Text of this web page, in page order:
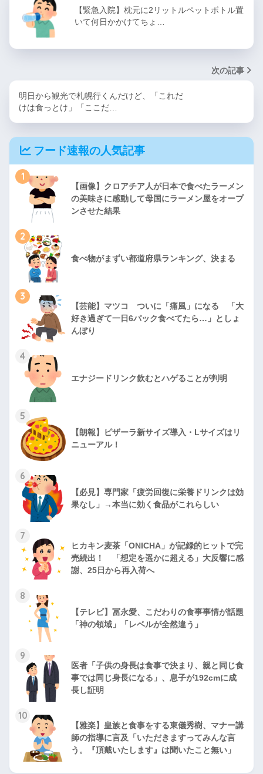
【緊急入院】枕元に2リットルペットボトル置
いて何日かかけてちょ…
次の記事
明日から観光で札幌行くんだけど、「これだ
けは食っとけ」「ここだ…
フード速報の人気記事
1
【画像】クロアチア人が日本で食べたラーメン
の美味さに感動して母国にラーメン屋をオープ
ンさせた結果
2
食べ物がまずい都道府県ランキング、決まる
3
【芸能】マツコ ついに「痛風」になる 「大
好き過ぎて一日6パック食べてたら…」としょ
んぼり
4
エナジードリンク飲むとハゲることが判明
5
【朗報】ピザーラ新サイズ導入・Lサイズはリ
ニューアル！
6
【必見】専門家「疲労回復に栄養ドリンクは効
果なし」→本当に効く食品がこれらしい
7
ヒカキン麦茶「ONICHA」が記録的ヒットで完
売続出！ 「想定を遥かに超える」大反響に感
謝、25日から再入荷へ
8
【テレビ】冨永愛、こだわりの食事事情が話題
「神の領域」「レベルが全然違う」
9
医者「子供の身長は食事で決まり、親と同じ食
事では同じ身長になる」、息子が192cmに成
長し証明
10
【雅楽】皇族と食事をする東儀秀樹、マナー講
師の指導に言及「いただきますってみんな言
う。『頂戴いたします』は聞いたこと無い」